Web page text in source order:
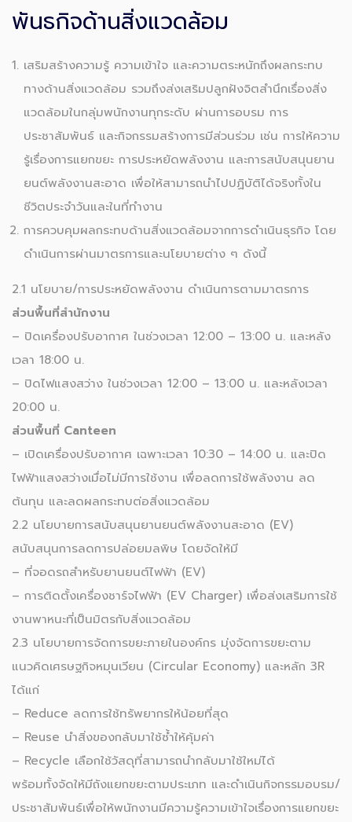
พันธกิจด้านสิ่งแวดล้อม
เสริมสร้างความรู้ ความเข้าใจ และความตระหนักถึงผลกระทบ
ทางด้านสิ่งแวดล้อม รวมถึงส่งเสริมปลูกฝังจิตสำนึกเรื่องสิ่ง
แวดล้อมในกลุ่มพนักงานทุกระดับ ผ่านการอบรม การ
ประชาสัมพันธ์ และกิจกรรมสร้างการมีส่วนร่วม เช่น การให้ความ
รู้เรื่องการแยกขยะ การประหยัดพลังงาน และการสนับสนุนยาน
ยนต์พลังงานสะอาด เพื่อให้สามารถนำไปปฏิบัติได้จริงทั้งใน
ชีวิตประจำวันและในที่ทำงาน
การควบคุมผลกระทบด้านสิ่งแวดล้อมจากการดำเนินธุรกิจ โดย
ดำเนินการผ่านมาตรการและนโยบายต่าง ๆ ดังนี้
2.1 นโยบาย/การประหยัดพลังงาน ดำเนินการตามมาตรการ
ส่วนพื้นที่สำนักงาน
– ปิดเครื่องปรับอากาศ ในช่วงเวลา 12:00 – 13:00 น. และหลัง
เวลา 18:00 น.
– ปิดไฟแสงสว่าง ในช่วงเวลา 12:00 – 13:00 น. และหลังเวลา
20:00 น.
ส่วนพื้นที่ Canteen
– เปิดเครื่องปรับอากาศ เฉพาะเวลา 10:30 – 14:00 น. และปิด
ไฟฟ้าแสงสว่างเมื่อไม่มีการใช้งาน เพื่อลดการใช้พลังงาน ลด
ต้นทุน และลดผลกระทบต่อสิ่งแวดล้อม
2.2 นโยบายการสนับสนุนยานยนต์พลังงานสะอาด (EV)
สนับสนุนการลดการปล่อยมลพิษ โดยจัดให้มี
– ที่จอดรถสำหรับยานยนต์ไฟฟ้า (EV)
– การติดตั้งเครื่องชาร์จไฟฟ้า (EV Charger) เพื่อส่งเสริมการใช้
งานพาหนะที่เป็นมิตรกับสิ่งแวดล้อม
2.3 นโยบายการจัดการขยะภายในองค์กร มุ่งจัดการขยะตาม
แนวคิดเศรษฐกิจหมุนเวียน (Circular Economy) และหลัก 3R
ได้แก่
– Reduce ลดการใช้ทรัพยากรให้น้อยที่สุด
– Reuse นำสิ่งของกลับมาใช้ซ้ำให้คุ้มค่า
– Recycle เลือกใช้วัสดุที่สามารถนำกลับมาใช้ใหม่ได้
พร้อมทั้งจัดให้มีถังแยกขยะตามประเภท และดำเนินกิจกรรมอบรม/
ประชาสัมพันธ์เพื่อให้พนักงานมีความรู้ความเข้าใจเรื่องการแยกขยะ